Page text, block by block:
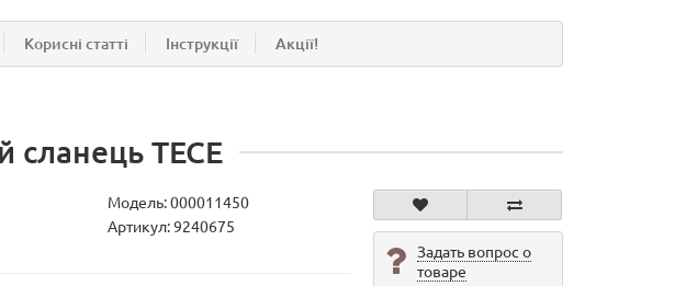
Корисні статті Інструкції Акції!
сланець TECE
Модель:000011450
Артикул: 9240675
Задать вопрос о
товаре